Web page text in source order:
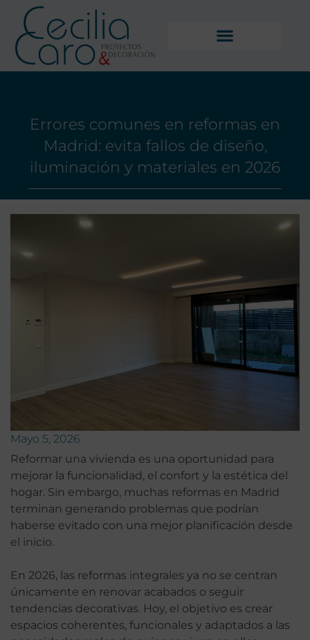
Errores comunes en reformas en
Madrid: evita fallos de diseño,
iluminación y materiales en 2026
Mayo 5, 2026
Reformar una vivienda es una oportunidad para
mejorar la funcionalidad, el confort y la estética del
hogar. Sin embargo, muchas reformas en Madrid
terminan generando problemas que podrían
haberse evitado con una mejor planificación desde
el inicio.
En 2026, las reformas integrales ya no se centran
únicamente en renovar acabados o seguir
tendencias decorativas. Hoy, el objetivo es crear
espacios coherentes, funcionales y adaptados a las